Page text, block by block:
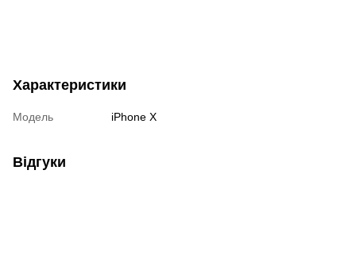
Характеристики
Модель iPhone X
Відгуки